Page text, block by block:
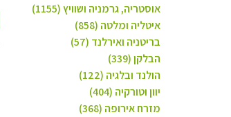
אוסטריה, גרמניה ושוויץ (1155)
איטליה ומלטה (858)
בריטניה ואירלנד (57)
הבלקן (339)
הולנד ובלגיה (122)
יוון וטורקיה (404)
מזרח אירופה (368)